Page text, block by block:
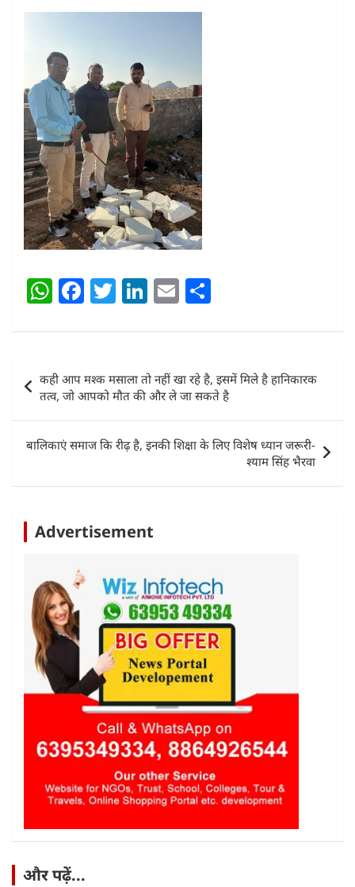
W
at
s
A
p
p
F
c
e
b
o
o
T
itt
er
Li
k
e
dI
n
E
ai
l
ar
e
navigation
कही आप मश्क मसाला तो नहीं खा रहे है, इसमें मिले है हानिकारक
तत्व, जो आपको मौत की और ले जा सकते है
बालिकाएं समाज कि रीढ़ है, इनकी शिक्षा के लिए विशेष ध्यान जरूरी-
श्याम सिंह भैरवा
Advertisement
और पढ़ें...